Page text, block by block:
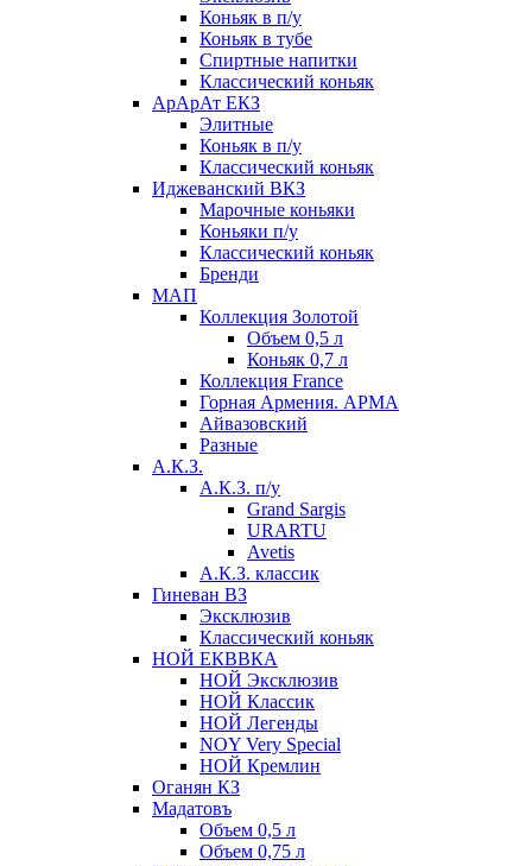
Коньяк в п/у
Коньяк в тубе
Спиртные напитки
Классический коньяк
АрАрАт ЕКЗ
Элитные
Коньяк в п/у
Классический коньяк
Иджеванский ВКЗ
Марочные коньяки
Коньяки п/у
Классический коньяк
Бренди
МАП
Коллекция Золотой
Объем 0,5 л
Коньяк 0,7 л
Коллекция France
Горная Армения. АРМА
Айвазовский
Разные
А.К.З.
А.К.З. п/у
Grand Sargis
URARTU
Avetis
А.К.З. классик
Гиневан ВЗ
Эксклюзив
Классический коньяк
НОЙ ЕКВВКА
НОЙ Эксклюзив
НОЙ Классик
НОЙ Легенды
NOY Very Speсial
НОЙ Кремлин
Оганян КЗ
Мадатовъ
Объем 0,5 л
Объем 0,75 л